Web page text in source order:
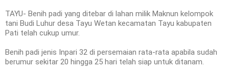
TAYU- Benih padi yang ditebar di lahan milik Maknun kelompok
tani Budi Luhur desa Tayu Wetan kecamatan Tayu kabupaten
Pati telah cukup umur.
Benih padi jenis Inpari 32 di persemaian rata-rata apabila sudah
berumur sekitar 20 hingga 25 hari telah siap untuk ditanam.